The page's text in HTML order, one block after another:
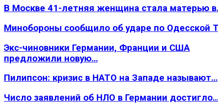
В Москве 41-летняя женщина стала матерью
Минобороны сообщило об ударе по Одесской
Экс-чиновники Германии, Франции и США
предложили новую…
Пилипсон: кризис в НАТО на Западе называют…
Число заявлений об НЛО в Германии